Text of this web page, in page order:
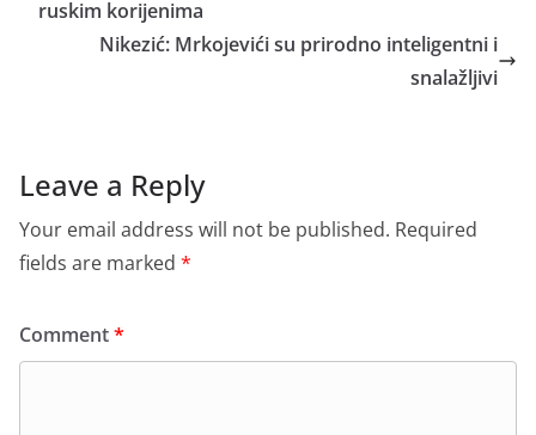
ruskim korijenima
Nikezić: Mrkojevići su prirodno inteligentni i
snalažljivi
Leave a Reply
Your email address will not be published. Required
fields are marked *
Comment*